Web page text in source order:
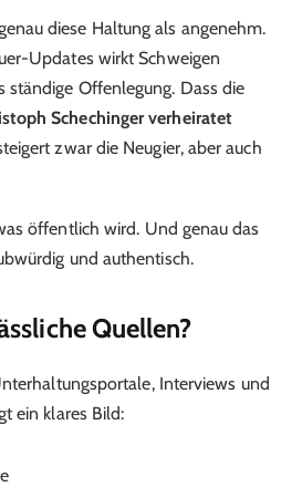
diese Haltung als angenehm.
Updates wirkt Schweigen
ständige Offenlegung. Dass die
Schechinger verheiratet
zwar die Neugier, aber auch
öffentlich wird. Und genau das
und authentisch.
Quellen?
Interviews und
ein klares Bild: